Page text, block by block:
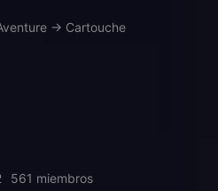
→ Cartouche
561 miembros